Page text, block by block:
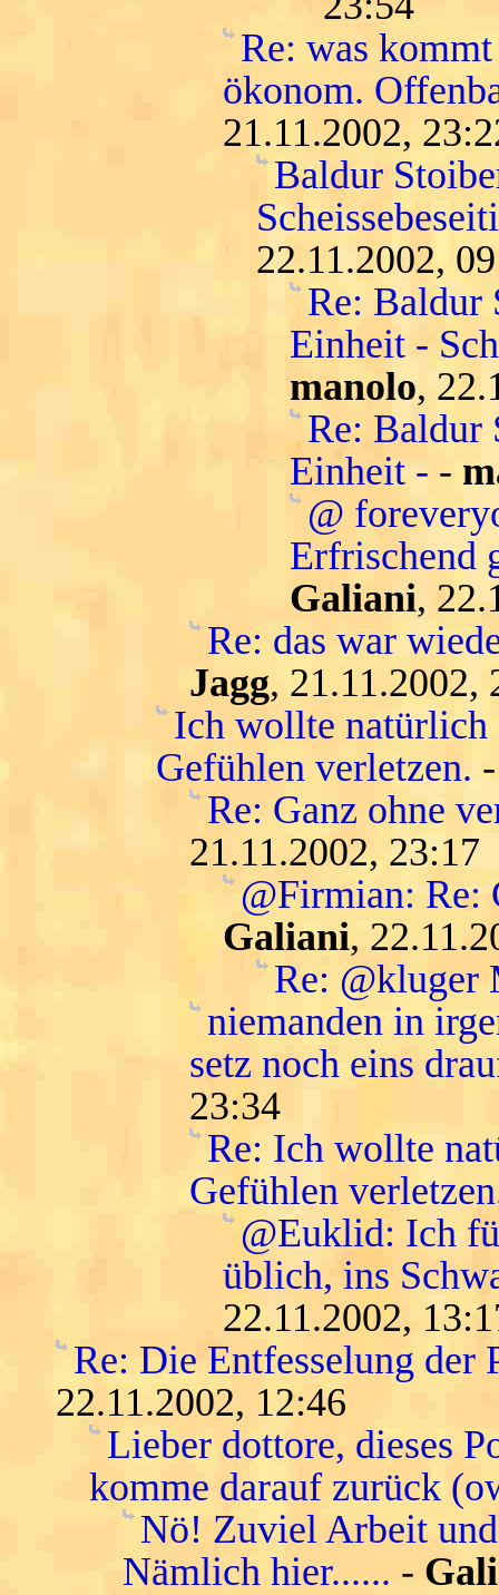
Re: was
ökonom.
21.11.2002,
Baldur
22.11.2002,
Re: Baldur
Einheit -
manolo,
Re: Baldur
Einheit - -
@
Erfrischend
Galiani,
Re: das war
Jagg, 21.11.2002,
Ich wollte natürlich
Gefühlen verletzen.
Re: Ganz ohne
21.11.2002, 23:17
@Firmian: Re:
Galiani,
Re: @kluger
niemanden in
setz noch eins
23:34
Re: Ich wollte
Gefühlen
@Euklid: Ich
üblich, ins
22.11.2002,
Re: Die Entfesselung der
22.11.2002, 12:46
Lieber dottore, dieses
komme darauf zurück
Nö! Zuviel Arbeit und
Nämlich hier...... -